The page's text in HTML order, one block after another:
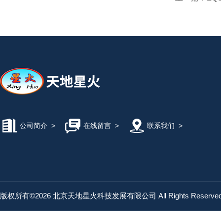
公司简介 > 在线留言> 联系我们 >
版权所有©2026 北京天地星火科技发展有限公司 All Rights